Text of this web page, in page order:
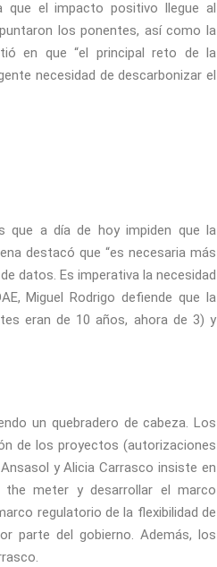
que el impacto positivo llegue al
los ponentes, así como la
en que “el principal reto de la
necesidad de descarbonizar el
que a día de hoy impiden que la
destacó que “es necesaria más
datos. Es imperativa la necesidad
Miguel Rodrigo defiende que la
eran de 10 años, ahora de 3) y
un quebradero de cabeza. Los
de los proyectos (autorizaciones
y Alicia Carrasco insiste en
the meter y desarrollar el marco
regulatorio de la flexibilidad de
parte del gobierno. Además, los